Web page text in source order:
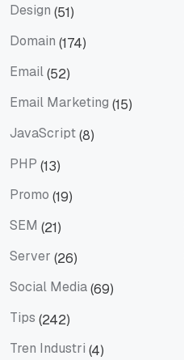
Design (51)
Domain (174)
Email(52)
Email Marketing (15)
JavaScript(8)
PHP (13)
Promo (19)
SEM (21)
Server (26)
Social Media(69)
Tips (242)
Tren Industri (4)